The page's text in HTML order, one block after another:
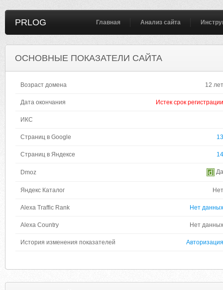
PRLOG Главная Анализ сайта
ОСНОВНЫЕ ПОКАЗАТЕЛИ САЙТА
Возраст домена 12 лет
Дата окончания Истек срок регистрации
ИКС
Страниц в Google 13
Страниц в Яндексе 14
Dmoz Да
Яндекс Каталог Нет
Alexa Traffic Rank Нет данных
Alexa Country Нет данных
История изменения показателей Авторизация